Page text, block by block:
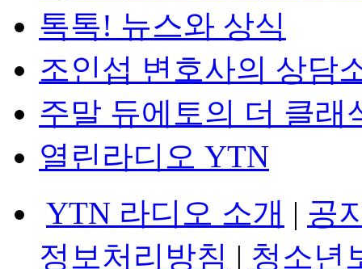
톡톡! 뉴스와 상식
조인섭 변호사의 상담
주말 듀에토의 더 클래
열린라디오 YTN
YTN 라디오 소개 | 공
정보처리방침 | 청소년